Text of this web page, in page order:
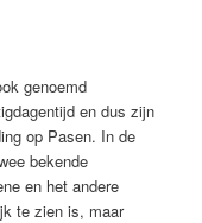
genoemd
en dus zijn
op Pasen. In de
bekende
en het andere
te zien is, maar